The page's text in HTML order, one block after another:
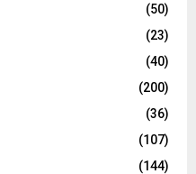
(50)
(23)
(40)
(200)
(36)
(107)
(144)